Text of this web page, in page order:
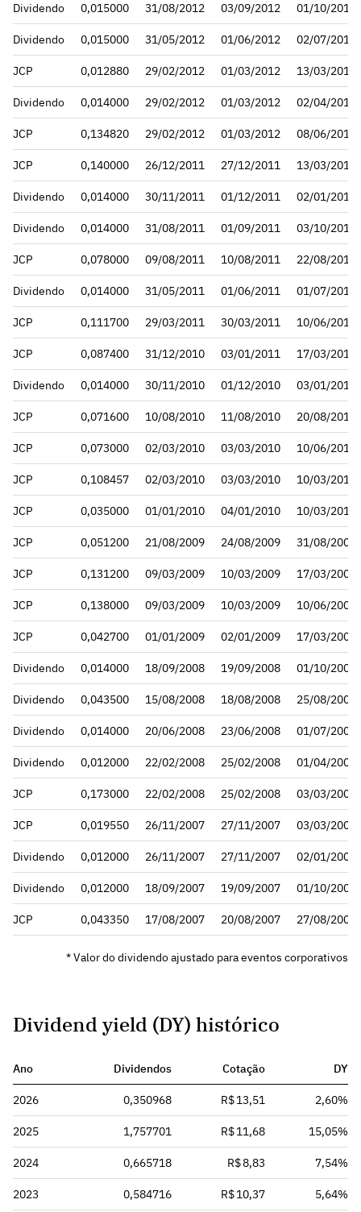
Dividendo 0,015000 31/08/2012 03/09/2012 01/10/2012
Dividendo 0,015000 31/05/2012 01/06/2012 02/07/2012
JCP 0,012880 29/02/2012 01/03/2012 13/03/2012
Dividendo 0,014000 29/02/2012 01/03/2012 02/04/2012
JCP 0,134820 29/02/2012 01/03/2012 08/06/2012
JCP 0,140000 26/12/2011 27/12/2011 13/03/2012
Dividendo 0,014000 30/11/2011 01/12/2011 02/01/2012
Dividendo 0,014000 31/08/2011 01/09/2011 03/10/2011
JCP 0,078000 09/08/2011 10/08/2011 22/08/2011
Dividendo 0,014000 31/05/2011 01/06/2011 01/07/2011
JCP 0,111700 29/03/2011 30/03/2011 10/06/2011
JCP 0,087400 31/12/2010 03/01/2011 17/03/2011
Dividendo 0,014000 30/11/2010 01/12/2010 03/01/2011
JCP 0,071600 10/08/2010 11/08/2010 20/08/2010
JCP 0,073000 02/03/2010 03/03/2010 10/06/2010
JCP 0,108457 02/03/2010 03/03/2010 10/03/2010
JCP 0,035000 01/01/2010 04/01/2010 10/03/2010
JCP 0,051200 21/08/2009 24/08/2009 31/08/2009
JCP 0,131200 09/03/2009 10/03/2009 17/03/2009
JCP 0,138000 09/03/2009 10/03/2009 10/06/2009
JCP 0,042700 01/01/2009 02/01/2009 17/03/2009
Dividendo 0,014000 18/09/2008 19/09/2008 01/10/2008
Dividendo 0,043500 15/08/2008 18/08/2008 25/08/2008
Dividendo 0,014000 20/06/2008 23/06/2008 01/07/2008
Dividendo 0,012000 22/02/2008 25/02/2008 01/04/2008
JCP 0,173000 22/02/2008 25/02/2008 03/03/2008
JCP 0,019550 26/11/2007 27/11/2007 03/03/2008
Dividendo 0,012000 26/11/2007 27/11/2007 02/01/2008
Dividendo 0,012000 18/09/2007 19/09/2007 01/10/2007
JCP 0,043350 17/08/2007 20/08/2007 27/08/2007
* Valor do dividendo ajustado para eventos corporativos
Dividend yield (DY) histórico
Ano Dividendos Cotação DY
2026 0,350968 R$ 13,51 2,60%
2025 1,757701 R$ 11,68 15,05%
2024 0,665718 R$ 8,83 7,54%
2023 0,584716 R$ 10,37 5,64%